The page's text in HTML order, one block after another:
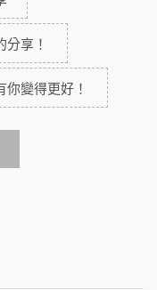
享！
變得更好！